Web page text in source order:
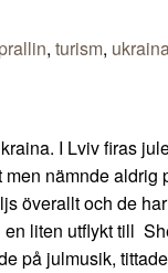
, turism,
I Lviv firas
nämnde aldrig
överallt och de
en liten utflykt till
på julmusik,